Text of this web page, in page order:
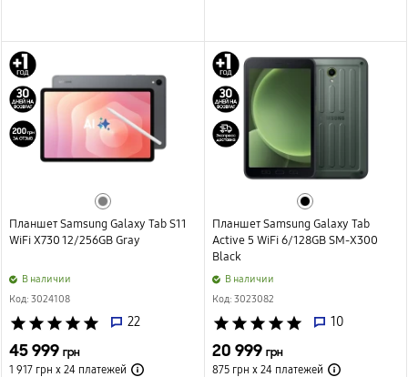
Планшет Samsung Galaxy Tab S11
WiFi X730 12/256GB Gray
B наличии
Код: 3024108
star star star star star 22
45 999 грн
1 917 грн х 24 платежей
Планшет Samsung Galaxy Tab
Active 5 WiFi 6/128GB SM-X300
Black
B наличии
Код: 3023082
star star star star star 10
20 999 грн
875 грн х 24платежей